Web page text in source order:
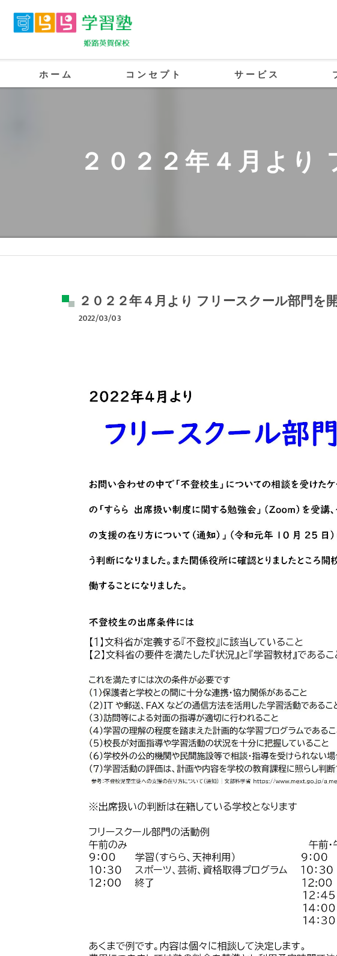
ホーム コンセプト
英賀保の塾･すらら学習塾 姫路英賀保校のお客様の声
サービス
２０２２年４月より
２０２２年４月より フリースクール部門を
2022/03/03